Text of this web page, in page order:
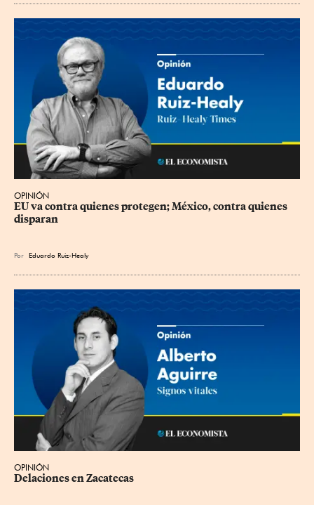
OPINIÓN
EU va contra quienes protegen; México, contra quienes
disparan
Por Eduardo Ruiz-Healy
OPINIÓN
Delaciones en Zacatecas